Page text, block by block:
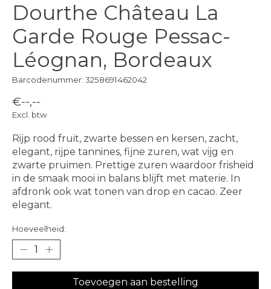
Dourthe Château La
Garde Rouge Pessac-
Léognan, Bordeaux
Barcodenummer: 3258691462042
€--,--
Excl. btw
Rijp rood fruit, zwarte bessen en kersen, zacht,
elegant, rijpe tannines, fijne zuren, wat vijg en
zwarte pruimen. Prettige zuren waardoor frisheid
in de smaak mooi in balans blijft met materie. In
afdronk ook wat tonen van drop en cacao. Zeer
elegant.
Hoeveelheid:
Toevoegen aan bestelling